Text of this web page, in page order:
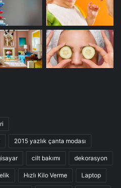
2015 yazlık çanta modası
cilt bakımı dekorasyon
Hızlı Kilo Verme Laptop